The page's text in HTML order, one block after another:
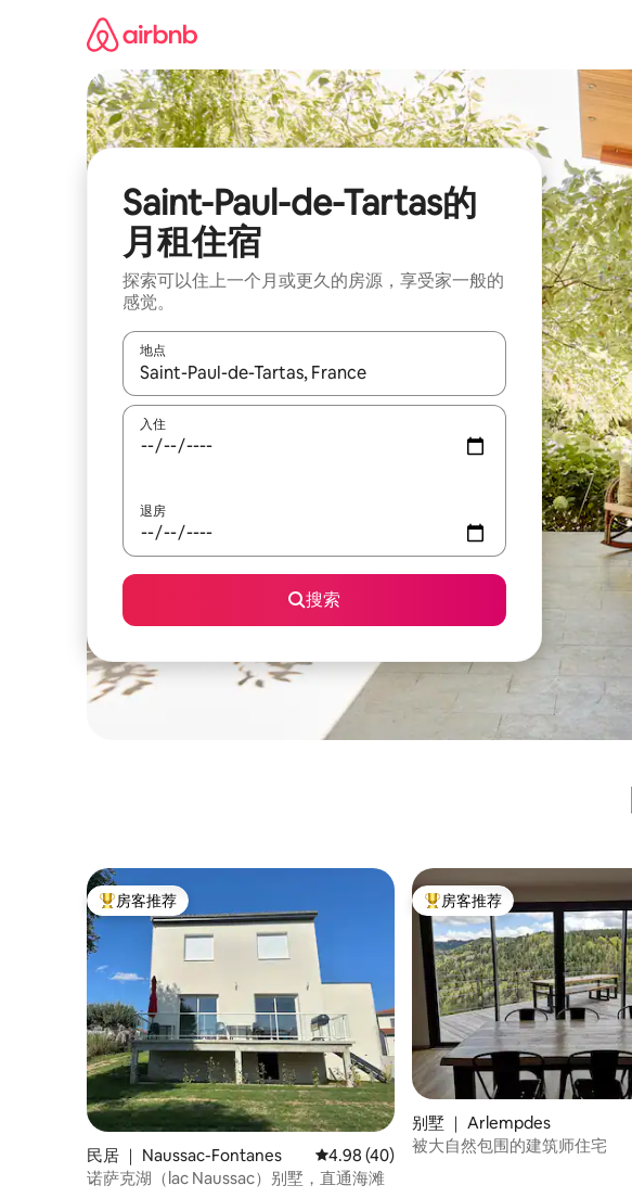
Saint-Paul-de-Tartas的
月租住宿
探索可以住上一个月或更久的房源，享受家一般的
感觉。
地点
如有搜索结果，请使用上下方向键查看，或通过点击或滑动手势浏览。
入住
退房
搜索
热门「房客推荐」
房客推荐
民居 ｜ Naussac-Fontanes 平均评分 4.98 分（满分 5 分），共 40 条评价
4.98 (40)
诺萨克湖（lac Naussac）别墅，直通海滩
热门「房客推荐」
房客推荐
别墅 ｜ Arlempdes
被大自然包围的建筑师住宅